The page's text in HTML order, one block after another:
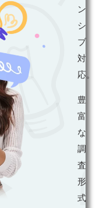
ン
シ
ブ
対
応。
豊
富
な
調
査
形
式